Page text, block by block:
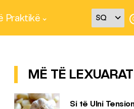
Praktikë
MË TË LEXUARAT
Si të Ulni